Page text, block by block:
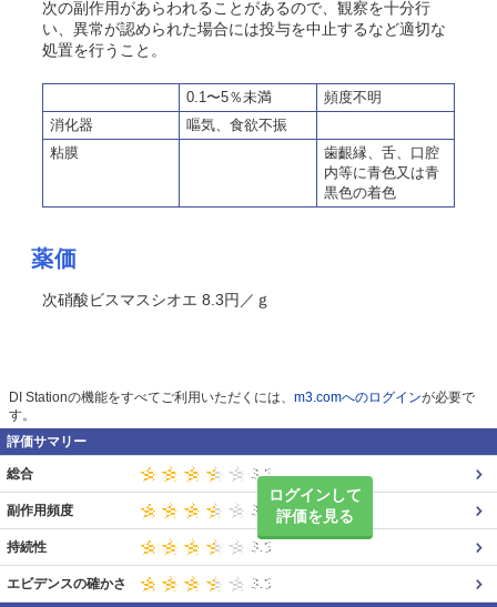
次の副作用があらわれることがあるので、観察を十分行
い、異常が認められた場合には投与を中止するなど適切な
処置を行うこと。
0.1〜5％未満
頻度不明
消化器
嘔気、食欲不振
粘膜
歯齦縁、舌、口腔
内等に青色又は青
黒色の着色
薬価
次硝酸ビスマスシオエ 8.3円／ｇ
DI Stationの機能をすべてご利用いただくには、 m3.comへのログインが必要で
す。
評価サマリー
ログインして
評価を見る
総合
副作用頻度
持続性
エビデンスの確かさ